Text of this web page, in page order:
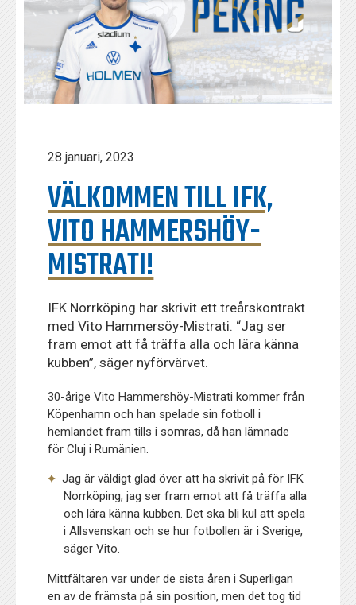
28 januari, 2023
VÄLKOMMEN TILL IFK,
VITO HAMMERSHÖY-
MISTRATI!
IFK Norrköping har skrivit ett treårskontrakt
med Vito Hammersöy-Mistrati. “Jag ser
fram emot att få träffa alla och lära känna
kubben”, säger nyförvärvet.
30-årige Vito Hammershöy-Mistrati kommer från
Köpenhamn och han spelade sin fotboll i
hemlandet fram tills i somras, då han lämnade
för Cluj i Rumänien.
Jag är väldigt glad över att ha skrivit på för IFK
Norrköping, jag ser fram emot att få träffa alla
och lära känna kubben. Det ska bli kul att spela
i Allsvenskan och se hur fotbollen är i Sverige,
säger Vito.
Mittfältaren var under de sista åren i Superligan
en av de främsta på sin position, men det tog tid